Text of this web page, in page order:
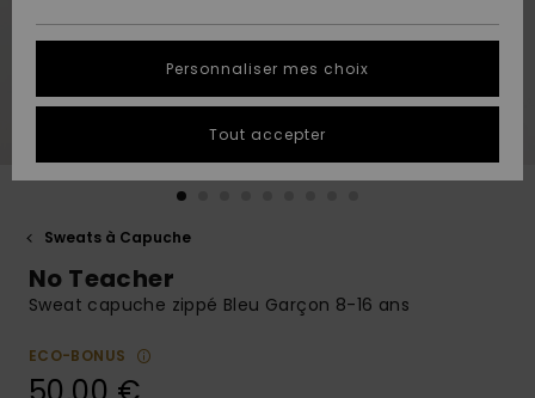
A
Découvrir
A
Découvrir
tailles
conversation
obtenir la
plus rapide
à votre
question.
QUIKSILVER
Sweats à Capuche
No Teacher
Sweat capuche zippé Bleu Garçon 8-16 ans
ECO-BONUS
Personnaliser mes choix
Tout accepter